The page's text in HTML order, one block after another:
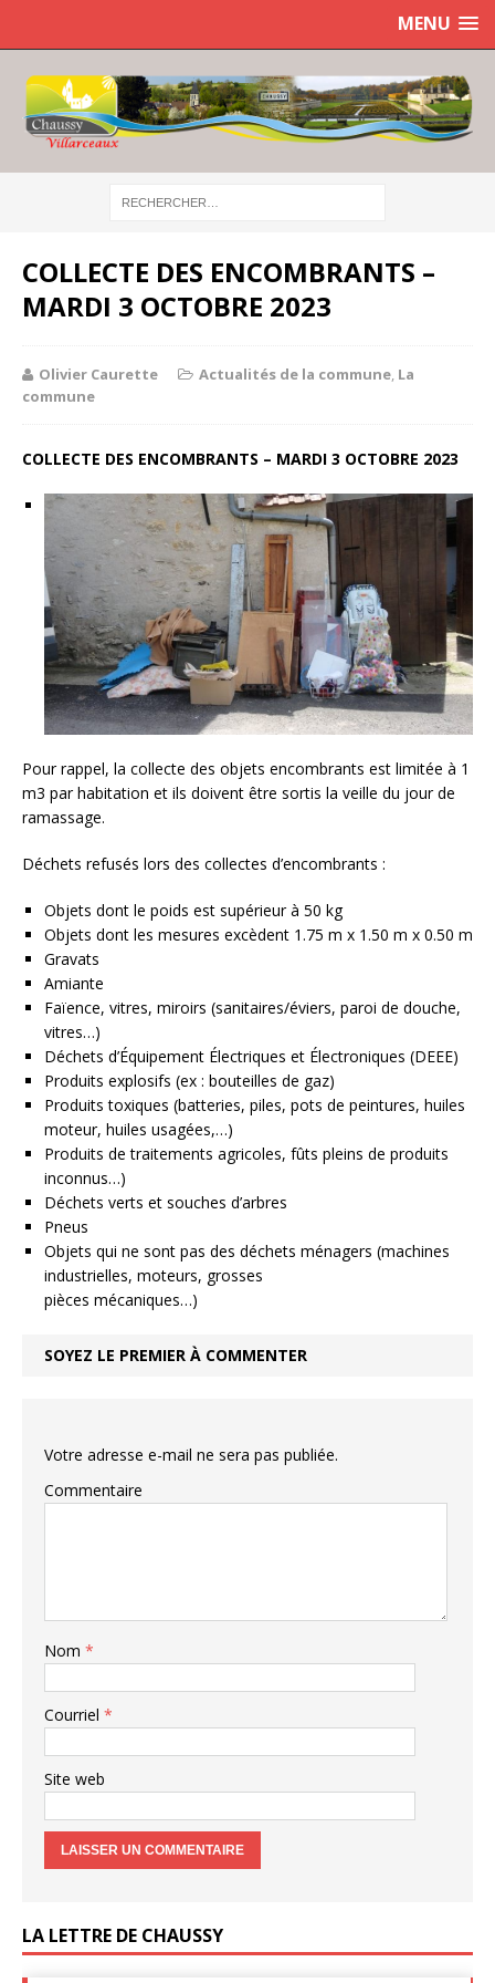
MENU
COLLECTE DES ENCOMBRANTS –
MARDI 3 OCTOBRE 2023
Olivier Caurette Actualités de la commune, La
commune
COLLECTE DES ENCOMBRANTS – MARDI 3 OCTOBRE 2023
Pour rappel, la collecte des objets encombrants est limitée à 1
m3 par habitation et ils doivent être sortis la veille du jour de
ramassage.
Déchets refusés lors des collectes d’encombrants :
Objets dont le poids est supérieur à 50 kg
Objets dont les mesures excèdent 1.75 m x 1.50 m x 0.50 m
Gravats
Amiante
Faïence, vitres, miroirs (sanitaires/éviers, paroi de douche,
vitres…)
Déchets d’Équipement Électriques et Électroniques (DEEE)
Produits explosifs (ex : bouteilles de gaz)
Produits toxiques (batteries, piles, pots de peintures, huiles
moteur, huiles usagées,…)
Produits de traitements agricoles, fûts pleins de produits
inconnus…)
Déchets verts et souches d’arbres
Pneus
Objets qui ne sont pas des déchets ménagers (machines
industrielles, moteurs, grosses
pièces mécaniques…)
SOYEZ LE PREMIER À COMMENTER
Votre adresse e-mail ne sera pas publiée.
Commentaire
Nom *
Courriel *
Site web
LA LETTRE DE CHAUSSY